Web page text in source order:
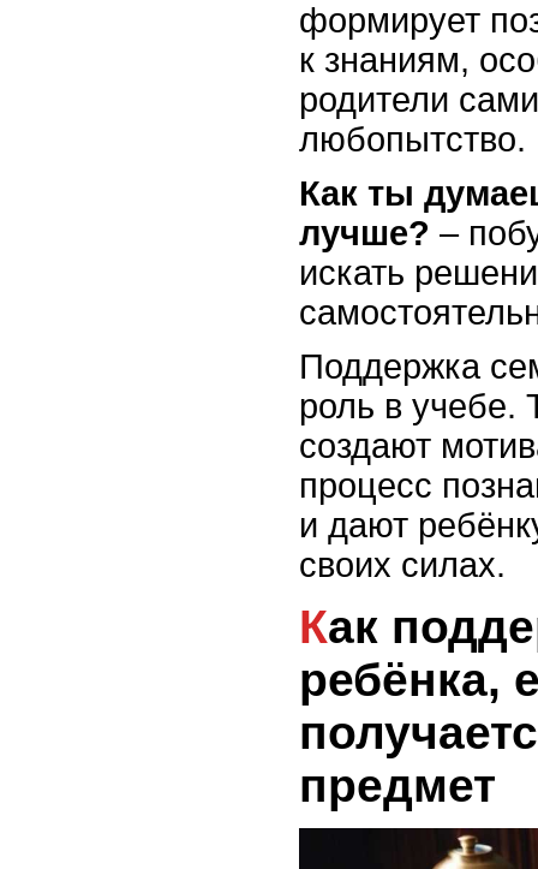
формирует
к знаниям,
родители
любопытство.
Как ты
лучше? –
искать
Поддержка
роль в учебе.
создают
процесс
и дают
своих силах.
Как поддерживать
ребёнка,
предмет